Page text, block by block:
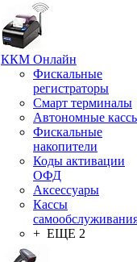
ККМ Онлайн
Фискальные
регистраторы
Смарт терминалы
Автономные
Фискальные
накопители
Коды активации
ОФД
Аксессуары
Кассы
+ ЕЩЕ 2